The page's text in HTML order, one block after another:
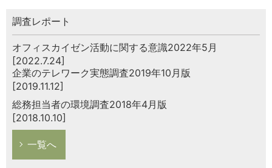
調査レポート
オフィスカイゼン活動に関する意識2022年5月
[2022.7.24]
企業のテレワーク実態調査2019年10月版
[2019.11.12]
総務担当者の環境調査2018年4月版
[2018.10.10]
一覧へ